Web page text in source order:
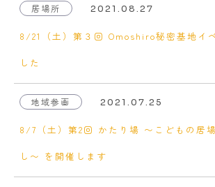
居場所 2021.08.27
8/21（土）第３回 Omoshiro秘密基地イ
した
地域参画 2021.07.25
8/7（土）第2回 かたり場 〜こどもの居
し〜 を開催します